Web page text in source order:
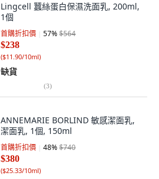
Lingcell 蠶絲蛋白保濕洗面乳, 200ml,
1個
首購折扣價 57%$564
$238
($11.90/10ml)
缺貨
(3)
ANNEMARIE BORLIND 敏感潔面乳,
潔面乳, 1個, 150ml
首購折扣價 48%$740
$380
($25.33/10ml)